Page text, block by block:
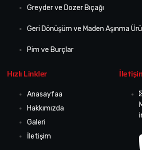
Greyder ve Dozer Bıçağı
Geri Dönüşüm ve Maden Aşınma
Pim ve Burçlar
Hızlı Linkler
Anasayfaa
Hakkımızda
Galeri
İletişim